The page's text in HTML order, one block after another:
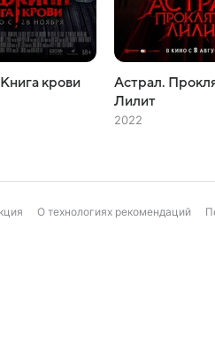
крови
Астрал.
Лилит
2022
О технологиях рекомендаций